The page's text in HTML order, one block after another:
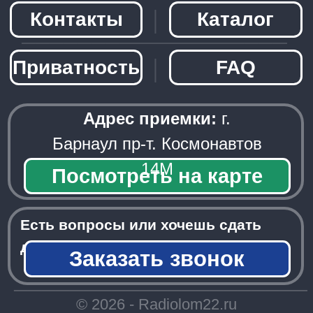
─────────────────────
© 2026 - Radiolom22.ru
Заказать звонок